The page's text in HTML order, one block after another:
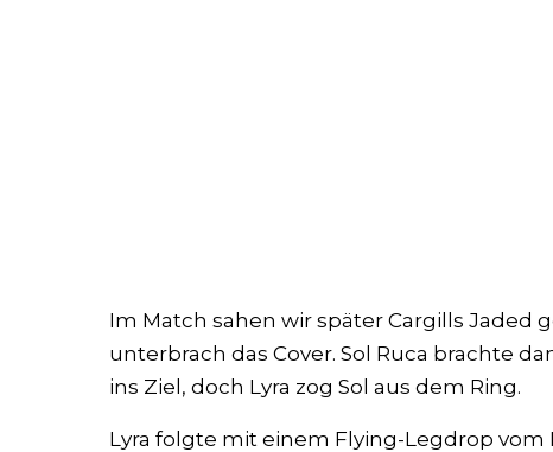
Im Match sahen wir später Cargills Jaded
unterbrach das Cover. Sol Ruca brachte
ins Ziel, doch Lyra zog Sol aus dem Ring.
Lyra folgte mit einem Flying-Legdrop vom